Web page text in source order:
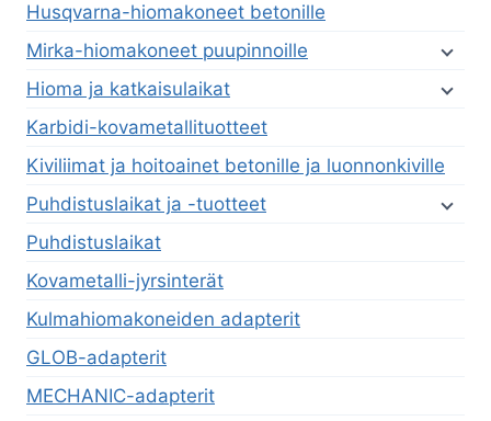
Husqvarna-hiomakoneet betonille
Mirka-hiomakoneet puupinnoille
Hioma ja katkaisulaikat
Karbidi-kovametallituotteet
Kiviliimat ja hoitoainet betonille ja luonnonkiville
Puhdistuslaikat ja -tuotteet
Puhdistuslaikat
Kovametalli-jyrsinterät
Kulmahiomakoneiden adapterit
GLOB-adapterit
MECHANIC-adapterit